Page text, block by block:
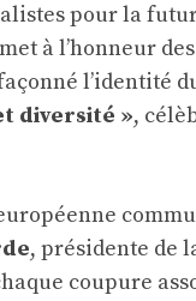
pour la
à l’honneur
l’identité
diversité »,
, présidente de
coupure